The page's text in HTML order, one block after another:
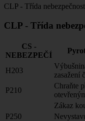
CLP - Třída
CLP - Třída
CS -
NEBEZPEČÍ
H203
zasažení
P210
Chraňte
Zákaz
P250